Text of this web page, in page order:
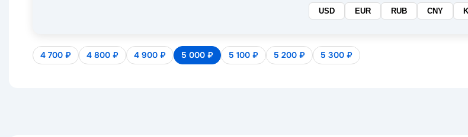
USD EUR RUB CNY
4 700 ₽ 4 800 ₽ 4 900 ₽ 5 000 ₽ 5 100 ₽ 5 200 ₽ 5 300 ₽